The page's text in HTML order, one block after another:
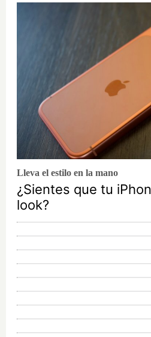
Lleva el estilo en la mano
¿Sientes que tu
look?